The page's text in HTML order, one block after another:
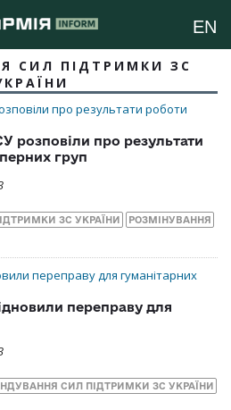
EN
СИЛ ПІДТРИМКИ ЗС
розповіли про результати
груп
ЗС УКРАЇНИ РОЗМІНУВАННЯ
переправу для
СИЛ ПІДТРИМКИ ЗС УКРАЇНИ